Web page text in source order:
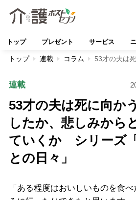
トップ プレゼント サービス
トップ 連載 コラム 53才の夫は
連載
53才の夫は死に向か
したか、悲しみから
ていくか シリーズ
との日々」
「ある程度はおいしいものを食